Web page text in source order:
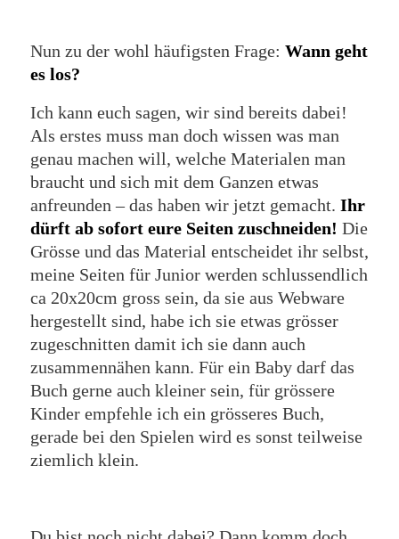
Nun zu der wohl häufigsten Frage: Wann geht
es los?
Ich kann euch sagen, wir sind bereits dabei!
Als erstes muss man doch wissen was man
genau machen will, welche Materialen man
braucht und sich mit dem Ganzen etwas
anfreunden – das haben wir jetzt gemacht. Ihr
dürft ab sofort eure Seiten zuschneiden! Die
Grösse und das Material entscheidet ihr selbst,
meine Seiten für Junior werden schlussendlich
ca 20x20cm gross sein, da sie aus Webware
hergestellt sind, habe ich sie etwas grösser
zugeschnitten damit ich sie dann auch
zusammennähen kann. Für ein Baby darf das
Buch gerne auch kleiner sein, für grössere
Kinder empfehle ich ein grösseres Buch,
gerade bei den Spielen wird es sonst teilweise
ziemlich klein.